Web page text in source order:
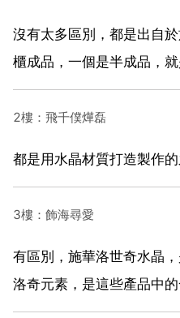
沒有太多區別，都是出自
櫃成品，一個是半成品，
2樓：飛千僕燁磊
都是用水晶材質打造製作的
3樓：飾海尋愛
有區別，施華洛世奇水晶
洛奇元素，是這些產品中的